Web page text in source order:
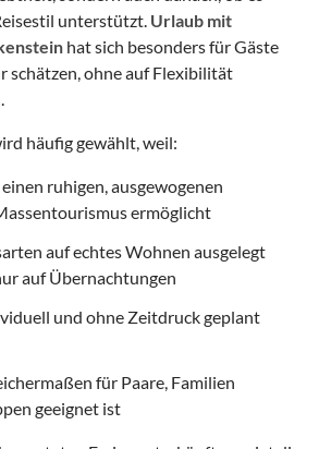
unterstützt. Urlaub mit
hat sich besonders für Gäste
schätzen, ohne auf Flexibilität
häufig gewählt, weil:
ruhigen, ausgewogenen
ermöglicht
auf echtes Wohnen ausgelegt
auf Übernachtungen
und ohne Zeitdruck geplant
für Paare, Familien
geeignet ist